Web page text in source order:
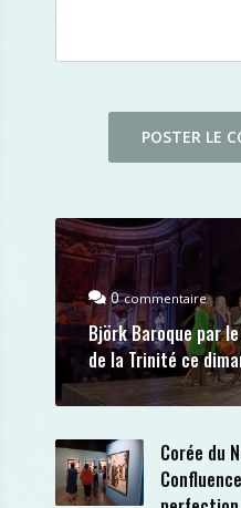
0commentaire
Björk Baroque par
de la Trinité ce
Corée du